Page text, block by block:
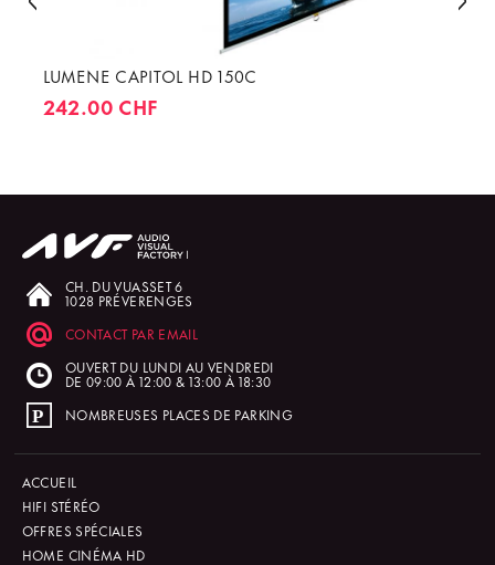
LUMENE CAPITOL HD 150C
242.00 CHF
CH. DU VUASSET 6
1028 PRÉVERENGES
CONTACT PAR EMAIL
OUVERT DU LUNDI AU VENDREDI
DE 09:00 À 12:00 & 13:00 À 18:30
NOMBREUSES PLACES DE PARKING
ACCUEIL
HIFI STÉRÉO
OFFRES SPÉCIALES
HOME CINÉMA HD